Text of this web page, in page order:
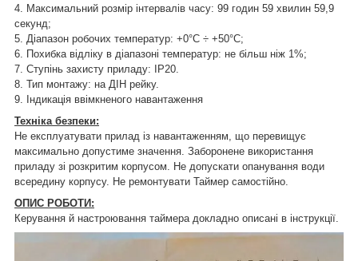
4. Максимальний розмір інтервалів часу: 99 годин 59 хвилин 59,9
секунд;
5. Діапазон робочих температур: +0°С ÷ +50°С;
6. Похибка відліку в діапазоні температур: не більш ніж 1%;
7. Ступінь захисту приладу: IP20.
8. Тип монтажу: на ДІН рейку.
9. Індикація ввімкненого навантаження
Техніка безпеки:
Не експлуатувати прилад із навантаженням, що перевищує
максимально допустиме значення. Заборонене використання
приладу зі розкритим корпусом. Не допускати опанування води
всередину корпусу. Не ремонтувати Таймер самостійно.
ОПИС РОБОТИ:
Керування й настроювання таймера докладно описані в інструкції.